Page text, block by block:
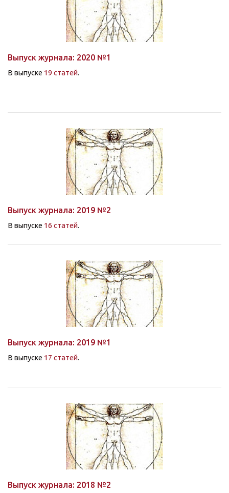
Выпуск журнала: 2020 №1
В выпуске 19 статей.
Выпуск журнала: 2019 №2
В выпуске 16 статей.
Выпуск журнала: 2019 №1
В выпуске 17 статей.
Выпуск журнала: 2018 №2